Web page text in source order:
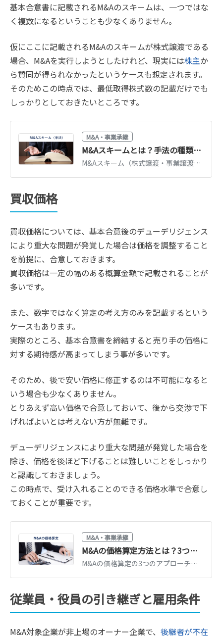
基本合意書に記載されるM&Aのスキームは、一つではな
く複数になるということも少なくありません。
仮にここに記載されるM&Aのスキームが株式譲渡である
場合、M&Aを実行しようとしたけれど、現実には株主か
ら賛同が得られなかったというケースも想定されます。
そのためこの時点では、最低取得株式数の記載だけでも
しっかりとしておきたいところです。
M&A・事業承継
M&Aスキームとは？手法の種類・特徴・税金を一覧比較【図解】
M&Aスキーム（株式譲渡・事業譲渡・合併・分割・株式交換等）の特徴と税金を一覧比較。自社に合うスキームの選び方、判断の軸を図解でわかりやすく解説します。
買収価格
買収価格については、基本合意後のデューデリジェンス
により重大な問題が発覚した場合は価格を調整すること
を前提に、合意しておきます。
買収価格は一定の幅のある概算金額で記載されることが
多いです。
また、数字ではなく算定の考え方のみを記載するという
ケースもあります。
実際のところ、基本合意書を締結すると売り手の価格に
対する期待感が高まってしまう事が多いです。
そのため、後で安い価格に修正するのは不可能になると
いう場合も少なくありません。
とりあえず高い価格で合意しておいて、後から交渉で下
げればよいとは考えない方が無難です。
デューデリジェンスにより重大な問題が発覚した場合を
除き、価格を後ほど下げることは難しいことをしっかり
と認識しておきましょう。
この時点で、受け入れることのできる価格水準で合意し
ておくことが重要です。
M&A・事業承継
M&Aの価格算定方法とは？3つの評価アプローチと相場・計算例を公認会計士が図解解説
M&Aの価格算定の3つのアプローチ（コスト・マーケット・インカム）と計算例を公認会計士が図解で解説。中小企業の相場「時価純資産＋営業利益2〜5年分」もわかります。
従業員・役員の引き継ぎと雇用条件
M&A対象企業が非上場のオーナー企業で、 後継者が不在